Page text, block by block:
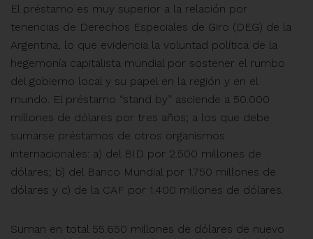
El préstamo es muy superior a la relación por
tenencias de Derechos Especiales de Giro (DEG) de la
Argentina, lo que evidencia la voluntad política de la
hegemonía capitalista mundial por sostener el rumbo
del gobierno local y su papel en la región y en el
mundo. El préstamo “stand by” asciende a 50.000
millones de dólares por tres años; a los que debe
sumarse préstamos de otros organismos
internacionales: a) del BID por 2.500 millones de
dólares; b) del Banco Mundial por 1.750 millones de
dólares y c) de la CAF por 1.400 millones de dólares.
Suman en total 55.650 millones de dólares de nuevo